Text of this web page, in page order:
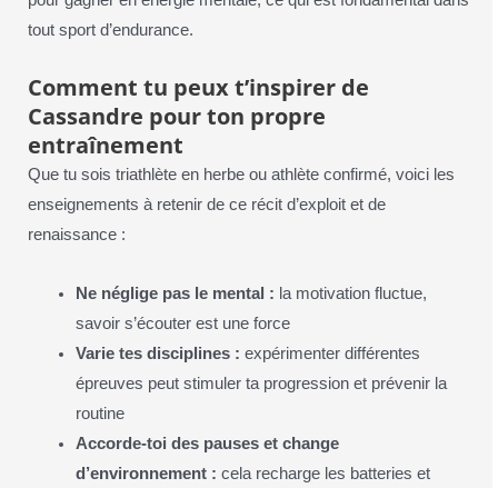
tout sport d’endurance.
Comment tu peux t’inspirer de
Cassandre pour ton propre
entraînement
Que tu sois triathlète en herbe ou athlète confirmé, voici les
enseignements à retenir de ce récit d’exploit et de
renaissance :
Ne néglige pas le mental : la motivation fluctue,
savoir s’écouter est une force
Varie tes disciplines : expérimenter différentes
épreuves peut stimuler ta progression et prévenir la
routine
Accorde-toi des pauses et change
d’environnement : cela recharge les batteries et